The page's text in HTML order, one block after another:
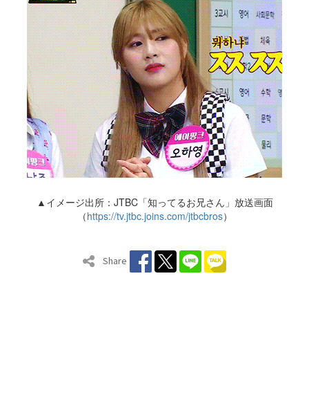
▲イメージ出所：JTBC「知ってるお兄さん」放送画面
（https://tv.jtbc.joins.com/jtbcbros）
Share